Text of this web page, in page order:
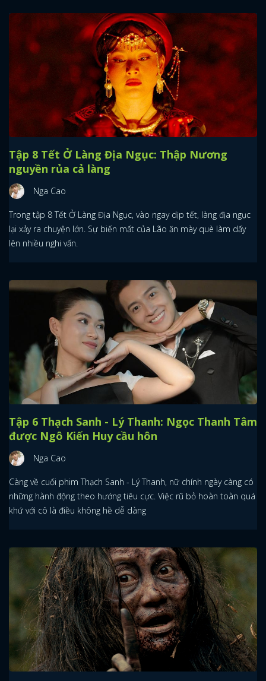
Tập 8 Tết Ở Làng Địa Ngục: Thập Nương
nguyền rủa cả làng
Nga Cao
Trong tập 8 Tết Ở Làng Địa Ngục, vào ngay dịp tết, làng địa ngục
lại xảy ra chuyện lớn. Sự biến mất của Lão ăn mày què làm dấy
lên nhiều nghi vấn.
Tập 6 Thạch Sanh - Lý Thanh: Ngọc Thanh Tâm
được Ngô Kiến Huy cầu hôn
Nga Cao
Càng về cuối phim Thạch Sanh - Lý Thanh, nữ chính ngày càng có
những hành động theo hướng tiêu cực. Việc rũ bỏ hoàn toàn quá
khứ với cô là điều không hề dễ dàng